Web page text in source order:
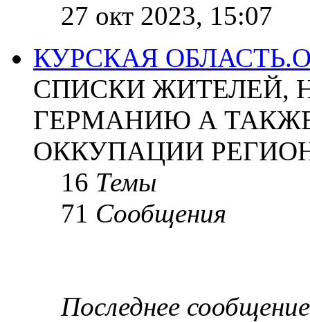
27 окт 2023, 15:07
КУРСКАЯ
СПИСКИ ЖИТЕЛЕЙ,
ГЕРМАНИЮ А
ОККУПАЦИИ
16 Темы
71 Сообщения
Последнее сообщение